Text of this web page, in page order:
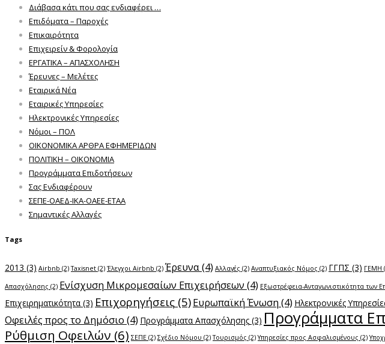
Διάβασα κάτι που σας ενδιαφέρει …
Επιδόματα – Παροχές
Επικαιρότητα
Επιχειρείν & Φορολογία
ΕΡΓΑΤΙΚΑ – ΑΠΑΣΧΟΛΗΣΗ
Έρευνες – Μελέτες
Εταιρικά Νέα
Εταιρικές Υπηρεσίες
Ηλεκτρονικές Υπηρεσίες
Νόμοι – ΠΟΛ
ΟΙΚΟΝΟΜΙΚΑ ΑΡΘΡΑ ΕΦΗΜΕΡΙΔΩΝ
ΠΟΛΙΤΙΚΗ – ΟΙΚΟΝΟΜΙΑ
Προγράμματα Επιδοτήσεων
Σας Ενδιαφέρουν
ΣΕΠΕ-ΟΑΕΔ-ΙΚΑ-ΟΑΕΕ-ΕΤΑΑ
Σημαντικές Αλλαγές
Tags
2013 (3) Airbnb (2) Taxisnet (2) Έλεγχοι Airbnb (2) Έρευνα(4) Αλλαγές (2) Αναπτυξιακός Νόμος (2) ΓΓΠΣ (3) ΓΕΜΗ
Απασχόλησης (2) Ενίσχυση Μικρομεσαίων Επιχειρήσεων (4) Εξωστρέφεια-Ανταγωνιστικότητα των
Επιχειρηματικότητα (3) Επιχορηγήσεις (5)Ευρωπαϊκή Ένωση(4) Ηλεκτρονικές
Οφειλές προς το Δημόσιο (4) Προγράμματα Απασχόλησης (3) Προγράμματα
Ρύθμιση Οφειλών (6) ΣΕΠΕ (2) Σχέδιο Νόμου (2) Τουρισμός (2) Υπηρεσίες προς Ασφαλισμένους (2)